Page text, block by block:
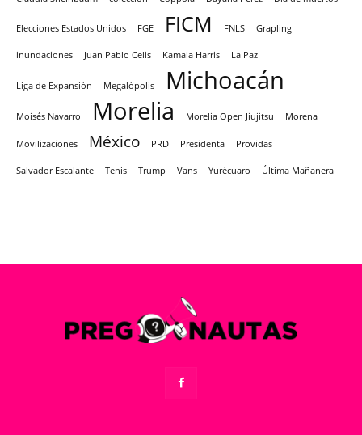
Elecciones Estados Unidos FGE FICM FNLS Grapling
inundaciones Juan Pablo Celis Kamala Harris La Paz
Liga de Expansión Megalópolis Michoacán
Moisés Navarro Morelia Morelia Open Jiujitsu Morena
Movilizaciones México PRD Presidenta Providas
Salvador Escalante Tenis Trump Vans Yurécuaro Última Mañanera